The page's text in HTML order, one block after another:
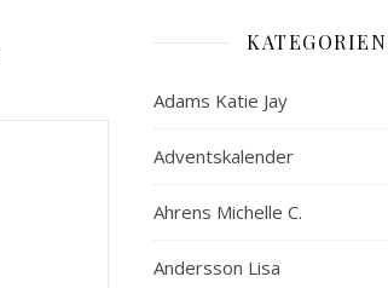
KATEGORIEN
Adams Katie Jay
Adventskalender
Ahrens Michelle C.
Andersson Lisa